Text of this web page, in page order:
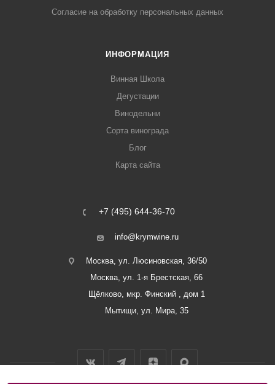
Согласие на обработку персональных данных
ИНФОРМАЦИЯ
Винная Школа
Дегустации
Винодельни
Сорта винограда
Блог
Карта сайта
+7 (495) 644-36-70
info@krymwine.ru
Москва, ул. Люсиновская, 36/50
Москва, ул. 1-я Брестская, 66
Щёлково, мкр. Финский , дом 1
Мытищи, ул. Мира, 35